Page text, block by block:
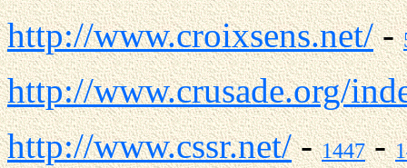
http://www.croixsens.net/-
http://www.crusade.org/
http://www.cssr.net/-1447-